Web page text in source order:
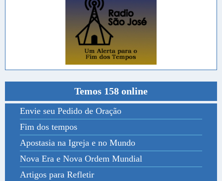
Temos 158 online
Envie seu Pedido de Oração
Fim dos tempos
Apostasia na Igreja e no Mundo
Nova Era e Nova Ordem Mundial
Artigos para Refletir